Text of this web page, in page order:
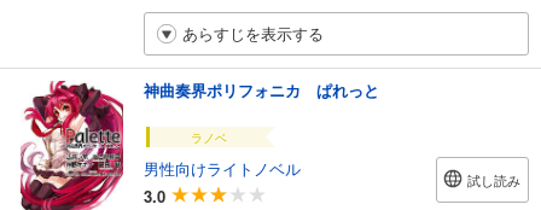
あらすじを表示する
神曲奏界ポリフォニカ ぱれっと
ラノベ
男性向けライトノベル
3.0
試し読み